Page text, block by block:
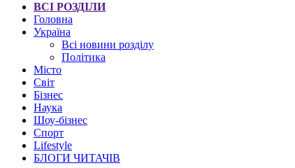
ВСІ РОЗДІЛИ
Головна
Україна
Всі новини розділу
Політика
Місто
Світ
Бізнес
Наука
Шоу-бізнес
Спорт
Lifestyle
БЛОГИ ЧИТАЧІВ